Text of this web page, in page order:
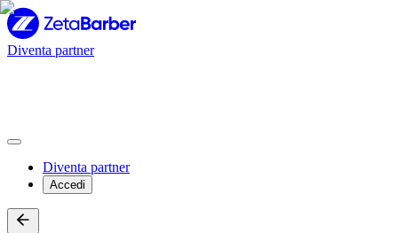
Diventa partner
Diventa partner
Accedi